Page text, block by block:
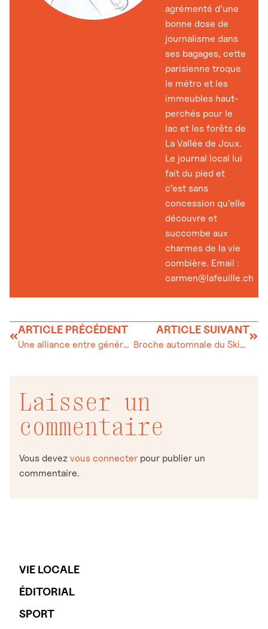
VIE LOCALE
ÉDITORIAL
SPORT
agrémenté d’une
bonne dose de
journalisme dans
ses bagages, cette
parisienne troque
le métro et les
immeubles haut-
perchés pour le
lac et les forêts de
La Vallée de Joux.
Le journal local lui
fait du pied et
c’est sans
concession qu’elle
découvre et
succombe aux
charmes de la vie
combière. Email :
carmen@lafeuille.ch
ARTICLE PRÉCÉDENT
Une alliance entre générations
ARTICLE SUIVANT
Broche automnale du Ski-Club des Bioux
Laisser un
commentaire
Vous devez vous connecter pour publier un
commentaire.